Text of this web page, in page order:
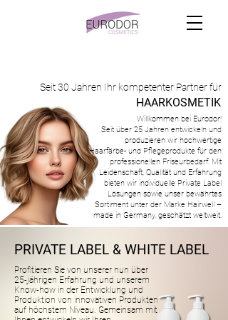
Seit 30 Jahren Ihr kompetenter Partner für
HAARKOSMETIK
Willkommen bei Eurodor!
Seit über 25 Jahren entwickeln und
produzieren wir hochwertige
Haarfärbe- und Pflegeprodukte für den
professionellen Friseurbedarf. Mit
Leidenschaft, Qualität und Erfahrung
bieten wir individuelle Private Label
Lösungen sowie unser bewährtes
Sortiment unter der Marke Hairwell –
made in Germany, geschätzt weltweit.
PRIVATE LABEL & WHITE LABEL
Profitieren Sie von unserer nun über
25-jährigen Erfahrung und unserem
Know-how in der Entwicklung und
Produktion von innovativen Produkten
auf höchstem Niveau. Gemeinsam mit